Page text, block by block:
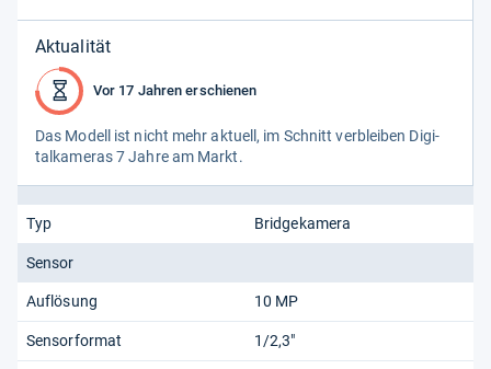
Aktualität
Vor 17 Jahren erschienen
Das Modell ist nicht mehr aktu­ell, im Schnitt ver­blei­ben Digi­
tal­ka­me­ras 7 Jahre am Markt.
Typ Bridgekamera
Sensor
Auflösung 10 MP
Sensorformat 1/2,3"